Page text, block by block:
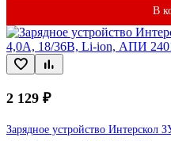
В
2 129 ₽
Зарядное устройство Интерскол